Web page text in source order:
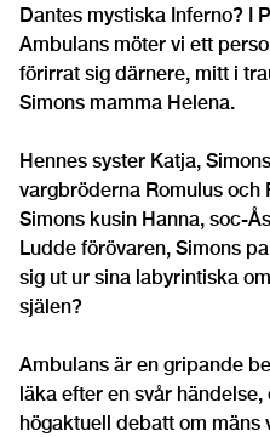
Dantes mystiska Inferno? I
Ambulans möter vi ett
förirrat sig därnere, mitt i
Simons mamma Helena.
Hennes syster Katja,
vargbröderna Romulus och
Simons kusin Hanna, soc-
Ludde förövaren, Simons
sig ut ur sina labyrintiska
själen?
Ambulans är en gripande
läka efter en svår
högaktuell debatt om mäns